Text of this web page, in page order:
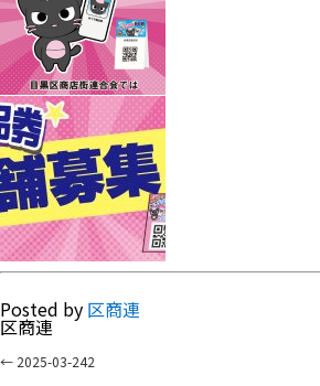
Posted by 区商連
区商連
← 2025-03-242